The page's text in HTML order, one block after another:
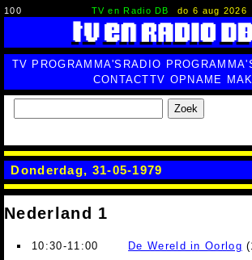
100 TV en Radio DB do 6 aug 2026
TV PROGRAMMA'S RADIO
CONTACTTV OPNAME
Zoek
Donderdag, 31-05-1979
Nederland 1
10:30-11:00 De Wereld in Oorlog